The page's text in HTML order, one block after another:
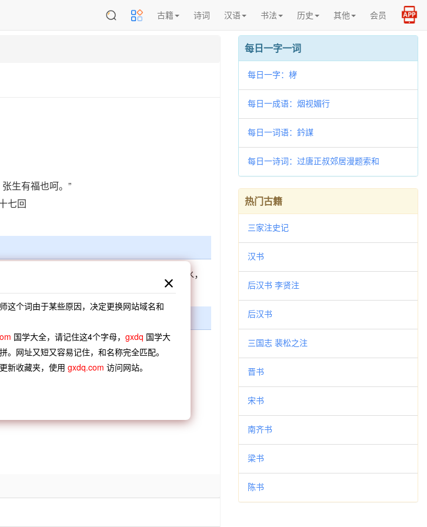
古籍 诗词 汉语 书法 历史 其他 会员
生有福也呵。”
七回
唇不点而红，眉不描而翠，双目盈盈如秋水，
录用
破镜重圆
肉破
射叶杨破
每日一字一词
每日一字：𣑥
每日一成语：烟视媚行
每日一词语：鈐謀
每日一诗词：过唐正叔郊居漫题索和
热门古籍
三家注史记
汉书
后汉书 李贤注
后汉书
三国志 裴松之注
晋书
宋书
南齐书
梁书
陈书
这个词由于某些原因，决定更换网站域名和
国学大全，请记住这4个字母， gxdq 国学大
。网址又短又容易记住，和名称完全匹配。
新收藏夹，使用 gxdq.com 访问网站。